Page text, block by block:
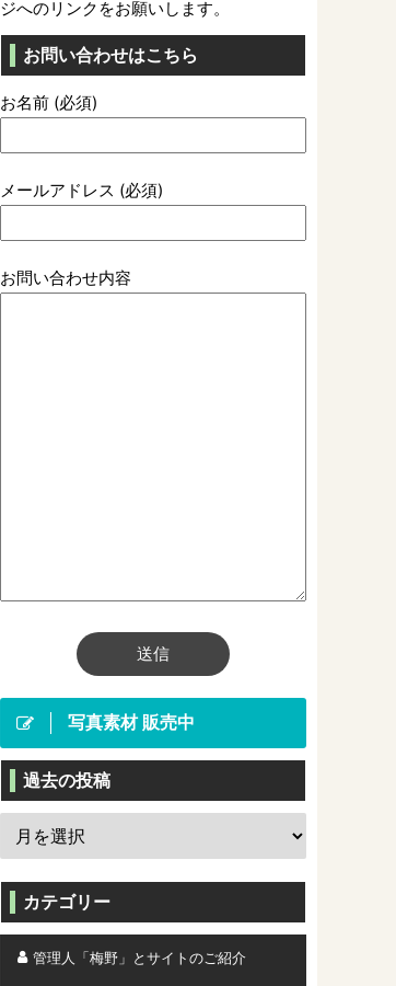
ジへのリンクをお願いします。
お問い合わせはこちら
お名前 (必須)
メールアドレス (必須)
お問い合わせ内容
写真素材 販売中
過去の投稿
カテゴリー
管理人「梅野」とサイトのご紹介